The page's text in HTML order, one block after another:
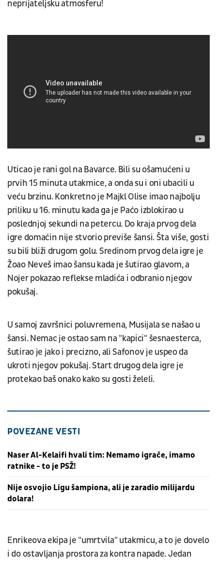
neprijateljsku atmosferu!
Uticao je rani gol na Bavarce. Bili su ošamućeni u
prvih 15 minuta utakmice, a onda su i oni ubacili u
veću brzinu. Konkretno je Majkl Olise imao najbolju
priliku u 16. minutu kada ga je Paćo izblokirao u
poslednjoj sekundi na petercu. Do kraja prvog dela
igre domaćin nije stvorio previše šansi. Šta više, gosti
su bili bliži drugom golu. Sredinom prvog dela igre je
Žoao Neveš imao šansu kada je šutirao glavom, a
Nojer pokazao reflekse mladića i odbranio njegov
pokušaj.
U samoj završnici poluvremena, Musijala se našao u
šansi. Nemac je ostao sam na "kapici" šesnaesterca,
šutirao je jako i precizno, ali Safonov je uspeo da
ukroti njegov pokušaj. Start drugog dela igre je
protekao baš onako kako su gosti želeli.
POVEZANE VESTI
Naser Al-Kelaifi hvali tim: Nemamo igrače, imamo
ratnike - to je PSŽ!
Nije osvojio Ligu šampiona, ali je zaradio milijardu
dolara!
Enrikeova ekipa je "umrtvila" utakmicu, a to je dovelo
i do ostavljanja prostora za kontra napade. Jedan